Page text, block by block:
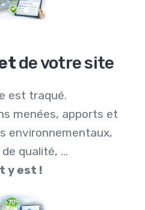
de votre site
est traqué.
menées, apports et
environnementaux,
qualité, ...
y est !